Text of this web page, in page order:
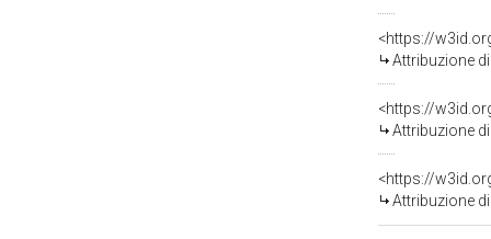
<https://
Attribuzione
<https://
Attribuzione
<https://
Attribuzione